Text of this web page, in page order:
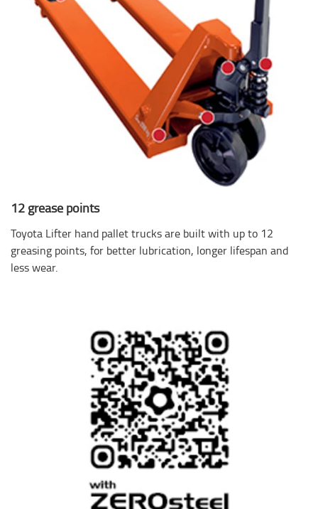
12 grease points
Toyota Lifter hand pallet trucks are built with up to 12
greasing points, for better lubrication, longer lifespan and
less wear.